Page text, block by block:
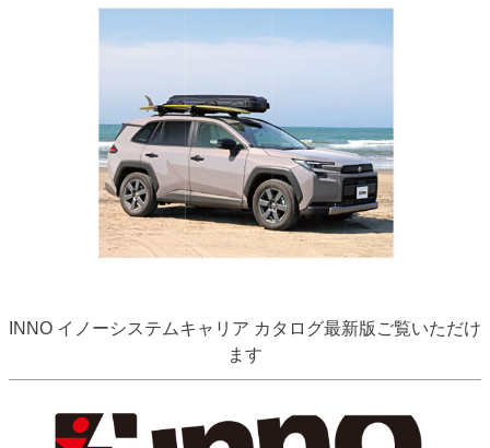
INNO イノーシステムキャリア カタログ最新版ご覧いただけ
ます